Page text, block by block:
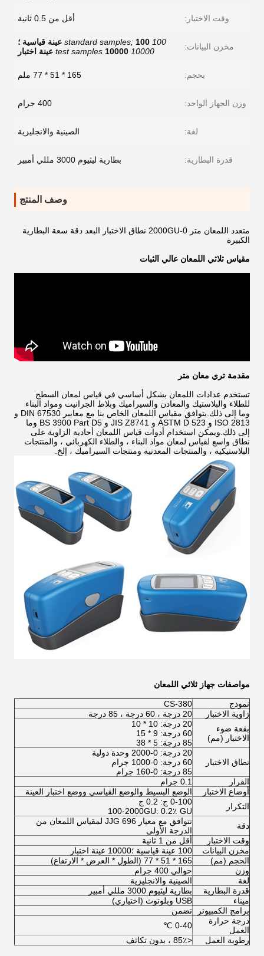
وقت الاختبار: أقل من 0.5 ثانية
مخزن البيانات: 100 standard samples; 100 عينة قياسية ؛
10000 test samples 10000 عينة اختبار
بحجم: 165 * 51 * 77 ملم
وزن الجهاز الواحد: 400 جرام
لغة: الصينية والانجليزية
قدرة البطارية: بطارية ليثيوم 3000 مللي أمبير
وصف المنتج
متعدد اللمعان متر 0-2000GU نطاق الاختبار البعد دقة سعة البطارية
الكبيرة
مقياس ثلاثي اللمعان عالي الثبات
مقدمة تري معان متر
تستخدم عدادات اللمعان بشكل أساسي في قياس لمعان السطح
للطلاء والبلاستيك والمعادن والسيراميك وبلاط الجرانيت ومواد البناء
وما إلى ذلك.يتوافق مقياس اللمعان الخاص بنا مع معايير DIN 67530 و
ISO 2813 و ASTM D 523 و JIS Z8741 و BS 3900 Part D5 وما
إلى ذلك.ويمكن استخدام أدوات قياس اللمعان أحادية الزاوية على
نطاق واسع لقياس لمعان مواد البناء ، والطلاء الكهربائي ، والمنتجات
البلاستيكية ، والمنتجات المعدنية ومنتجات السيراميك ، إلخ.
مواصفات جهاز ثلاثي اللمعان
نموذج
CS-380
زاوية الاختبار
20 درجة ، 60 درجة ، 85 درجة
بقعة ضوء
الاختبار (مم)
20 درجة: 10 * 10
60 درجة: 9 * 15
85 درجة: 5 * 38
نطاق الاختبار
20 درجة: 0-2000 وحدة دولية
60 درجة: 0-1000 جرام
85 درجة: 0-160 جرام
القرار
0.1 جرام
أوضاع الاختبار
الوضع البسيط والوضع القياسي ووضع اختبار العينة
التكرار
0-100 ج: 0.2 ج
100-2000GU: 0.2٪ GU
دقة
تتوافق مع معيار JJG 696 لمقياس اللمعان من
الدرجة الأولى
وقت الاختبار
أقل من 1 ثانية
مخزن البيانات
100 عينة قياسية ؛10000 عينة اختبار
الحجم (مم)
165 * 51 * 77 (الطول * العرض * الارتفاع)
وزن
حوالي 400 جرام
لغة
الصينية والانجليزية
قدرة البطارية
بطارية ليثيوم 3000 مللي أمبير
ميناء
USB وبلوتوث (اختياري)
برامج الكمبيوتر
تضمن
درجة حرارة
العمل
0-40 ℃
رطوبة العمل
<85٪ ، بدون تكاثف